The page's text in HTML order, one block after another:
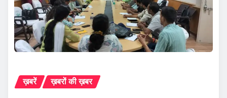
ख़बरें ख़बरों की ख़बर